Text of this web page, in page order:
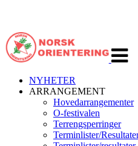
NYHETER
ARRANGEMENT
Hovedarrangementer
O-festivalen
Terrengsperringer
Terminlister/